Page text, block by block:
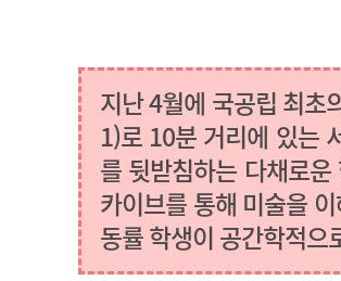
지난 4월에 국공립 최초
1)로 10분 거리에 있는
를 뒷받침하는 다채로
카이브를 통해 미술을
동률 학생이 공간학적으